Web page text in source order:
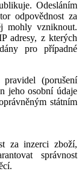
Odesláním
odpovědnost za
mohly vzniknout.
adresy, z kterých
pro případné
(porušení
jeho osobní údaje
státním
za inzerci zboží,
správnost